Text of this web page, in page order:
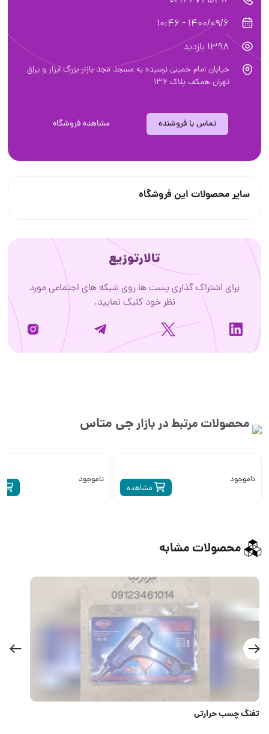
1400/09/6 - 10:46
1398 بازدید
خیابان امام خمینی نرسیده به مسجد مجد بازار بزرگ ابزار و یراق
تهران همکف پلاک ۱۳۶
تماس با فروشنده مشاهده فروشگاه
سایر محصولات این فروشگاه
تالارتوزیع
برای اشتراک گذاری پست ها روی شبکه های اجتماعی مورد
نظر خود کلیک نمایید.
محصولات مرتبط در بازارجی متاس
مشاهده
ناموجود ناموجود
محصولات مشابه
آلن شش گوش چاقویی فانتزی DINGQI